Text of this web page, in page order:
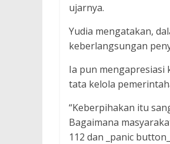
ujarnya.
Yudia mengatakan,
keberlangsungan
Ia pun mengapresiasi
tata kelola
“Keberpihakan itu
Bagaimana
112 dan _panic